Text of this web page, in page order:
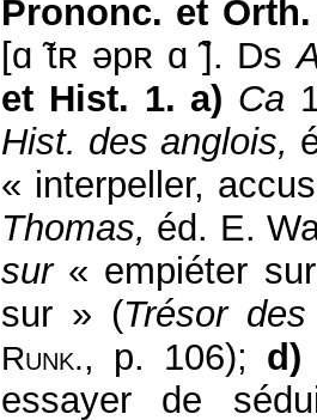
Prononc. et
[ɑ ̃tʀ əpʀ ɑ ̃]. Ds
et Hist. 1. a) Ca
Hist. des anglois,
« interpeller,
Thomas, éd. E.
sur« empiéter
sur » (Trésor
Runk., p. 106); d)
essayer de